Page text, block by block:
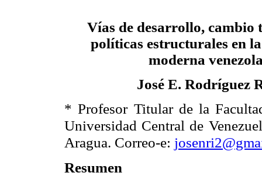
Vías de desarrollo, cambio
políticas estructurales en
moderna
José E. Rodríguez
* Profesor Titular de la
Universidad Central de
Aragua. Correo-e:
Resumen